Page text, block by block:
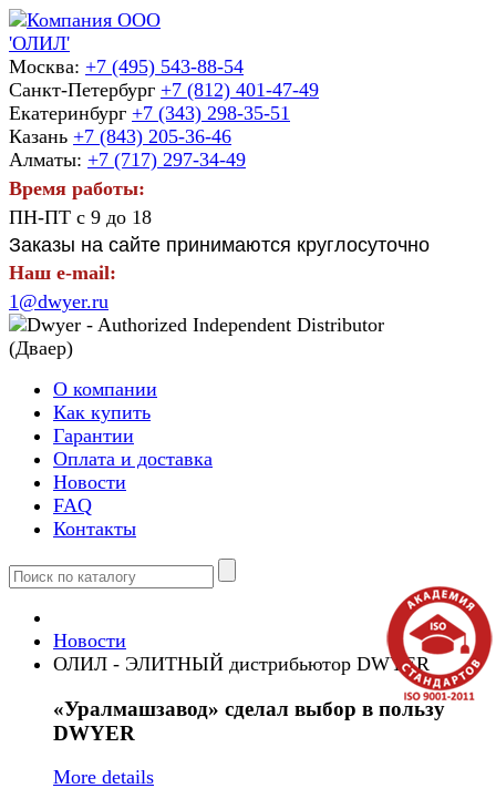
Москва: +7 (495) 543-88-54
Санкт-Петербург +7 (812) 401-47-49
Екатеринбург +7 (343) 298-35-51
Казань +7 (843) 205-36-46
Алматы: +7 (717) 297-34-49
Время работы:
ПН-ПТ с 9 до 18
Заказы на сайте принимаются круглосуточно
Наш e-mail:
1@dwyer.ru
О компании
Как купить
Гарантии
Оплата и доставка
Новости
FAQ
Контакты
Новости
ОЛИЛ - ЭЛИТНЫЙ дистрибьютор DWYER
«Уралмашзавод» сделал выбор в пользу
DWYER
More details